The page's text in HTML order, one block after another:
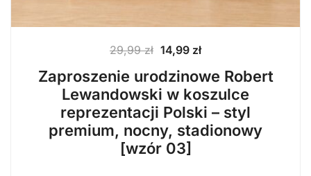
29,99zł Pierwotna
cena
wynosiła:
29,99 zł.
14,99 złAktualna
cena
wynosi:
14,99 zł.
Zaproszenie urodzinowe Robert
Lewandowski w koszulce
reprezentacji Polski – styl
premium, nocny, stadionowy
[wzór 03]